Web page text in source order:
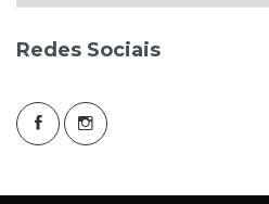
Redes Sociais